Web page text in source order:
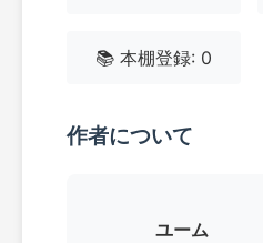
📚 本棚登録: 0
作者について
ユーム